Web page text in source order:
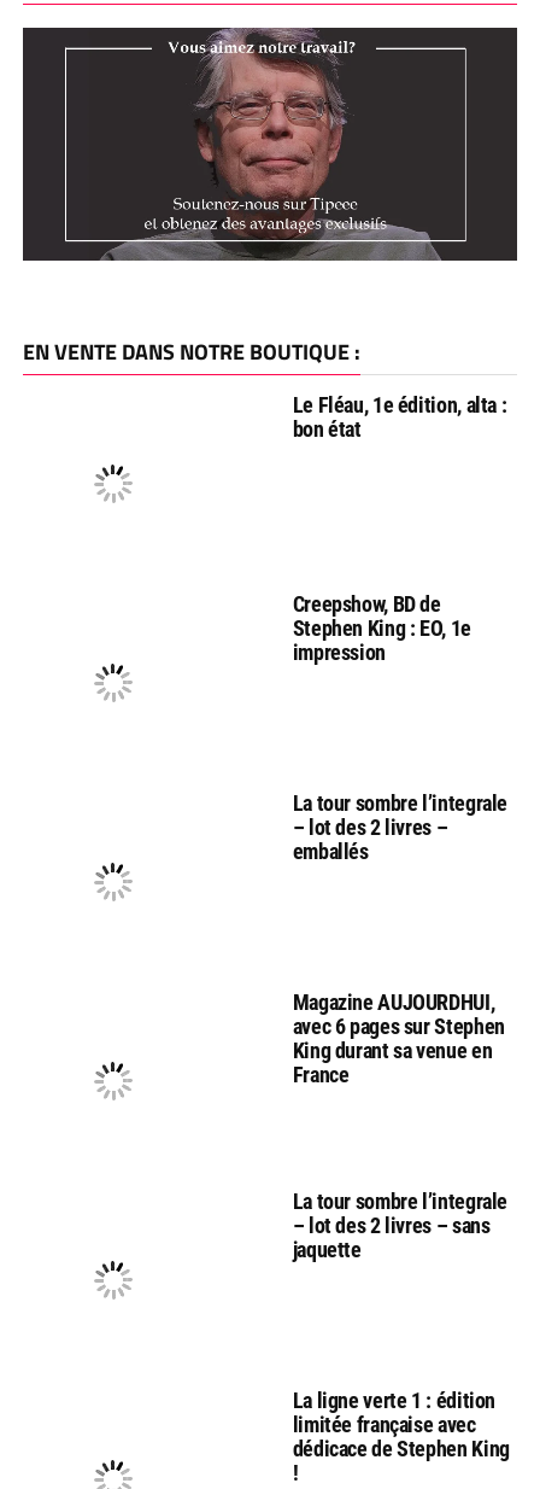
EN VENTE DANS NOTRE BOUTIQUE :
Le Fléau, 1e édition, alta :
bon état
Creepshow, BD de
Stephen King : EO, 1e
impression
La tour sombre l’integrale
– lot des 2 livres –
emballés
Magazine AUJOURDHUI,
avec 6 pages sur Stephen
King durant sa venue en
France
La tour sombre l’integrale
– lot des 2 livres – sans
jaquette
La ligne verte 1 : édition
limitée française avec
dédicace de Stephen King
!